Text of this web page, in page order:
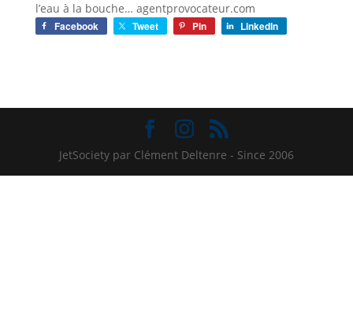
l’eau à la bouche… agentprovocateur.com
Facebook Tweet Pin LinkedIn
JetSociety par Clément Deltenre - Since 2006